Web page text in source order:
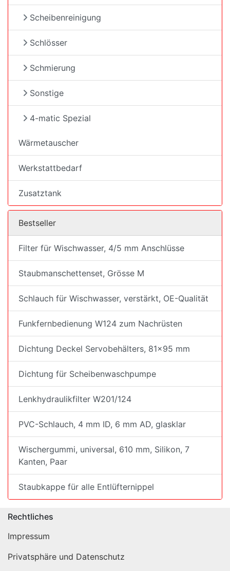
Scheibenreinigung
Schlösser
Schmierung
Sonstige
4-matic Spezial
Wärmetauscher
Werkstattbedarf
Zusatztank
Bestseller
Filter für Wischwasser, 4/5 mm Anschlüsse
Staubmanschettenset, Grösse M
Schlauch für Wischwasser, verstärkt, OE-Qualität
Funkfernbedienung W124 zum Nachrüsten
Dichtung Deckel Servobehälters, 81x95 mm
Dichtung für Scheibenwaschpumpe
Lenkhydraulikfilter W201/124
PVC-Schlauch, 4 mm ID, 6 mm AD, glasklar
Wischergummi, universal, 610 mm, Silikon, 7
Kanten, Paar
Staubkappe für alle Entlüfternippel
Rechtliches
Impressum
Privatsphäre und Datenschutz